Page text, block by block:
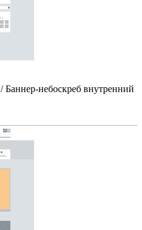
/ Баннер-небоскреб внутренний